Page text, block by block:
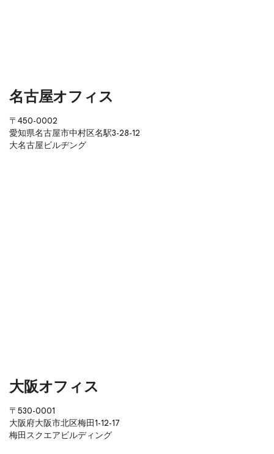
名古屋オフィス
〒450-0002
愛知県名古屋市中村区名駅3-28-12
大名古屋ビルヂング
大阪オフィス
〒530-0001
大阪府大阪市北区梅田1-12-17
梅田スクエアビルディング